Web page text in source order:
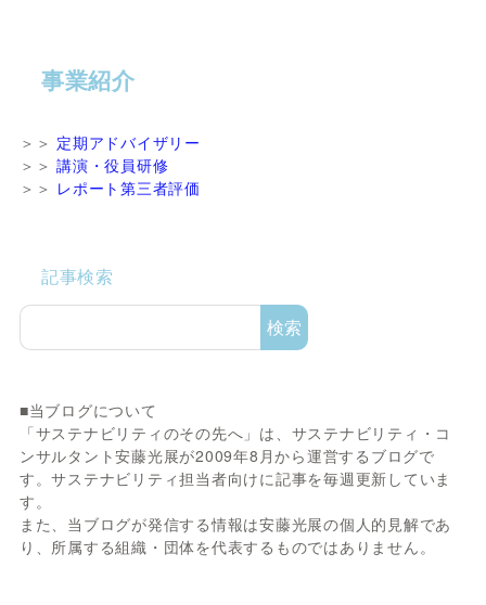
事業紹介
＞＞ 定期アドバイザリー
＞＞講演・役員研修
＞＞ レポート第三者評価
記事検索
検索
■当ブログについて
「サステナビリティのその先へ」は、サステナビリティ・コ
ンサルタント安藤光展が2009年8月から運営するブログで
す。サステナビリティ担当者向けに記事を毎週更新していま
す。
また、当ブログが発信する情報は安藤光展の個人的見解であ
り、所属する組織・団体を代表するものではありません。